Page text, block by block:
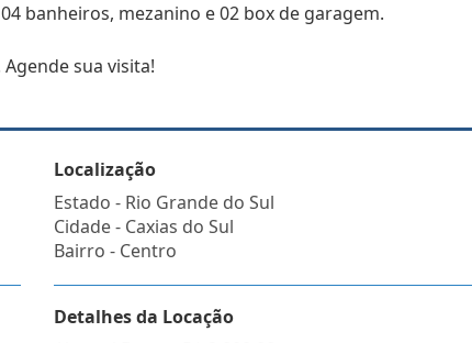
banheiros, mezanino e 02 box de garagem.
sua visita!
Localização
Estado - Rio Grande do Sul
Cidade - Caxias do Sul
Bairro - Centro
Detalhes da Locação